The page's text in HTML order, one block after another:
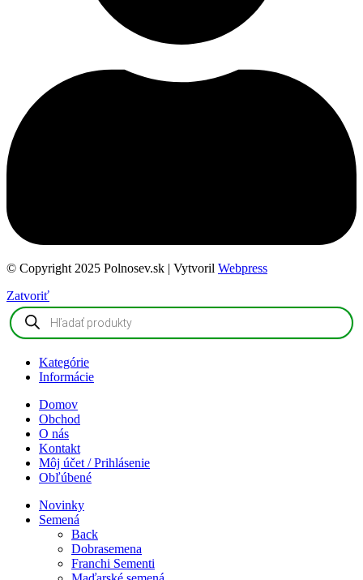
© Copyright 2025 Polnosev.sk | Vytvoril Webpress
Zatvoriť
Products
search
Kategórie
Informácie
Domov
Obchod
O nás
Kontakt
Môj účet / Prihlásenie
Obľúbené
Novinky
Semená
Back
Dobrasemena
Franchi Sementi